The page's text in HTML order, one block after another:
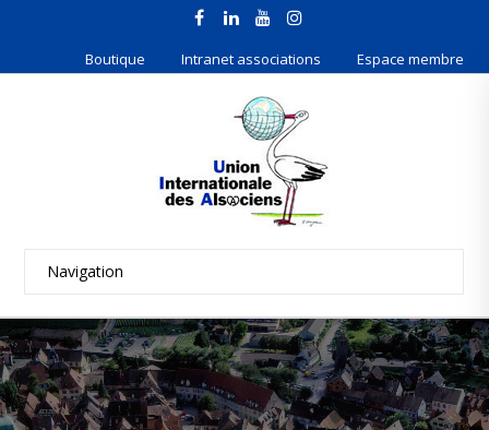
Boutique Intranet associations Espace membre